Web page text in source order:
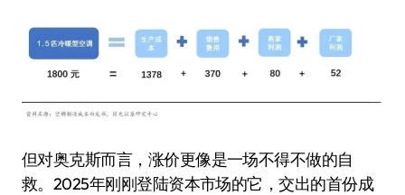
但对奥克斯而言，涨价更像是一场不得不做的自
救。2025年刚刚登陆资本市场的它，交出的首份成